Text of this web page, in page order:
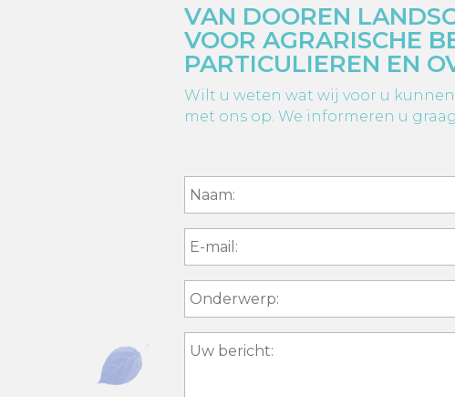
VAN DOOREN
VOOR AGRARISCHE
PARTICULIEREN EN
Wilt u weten wat wij voor u
met ons op. We informeren u graag.